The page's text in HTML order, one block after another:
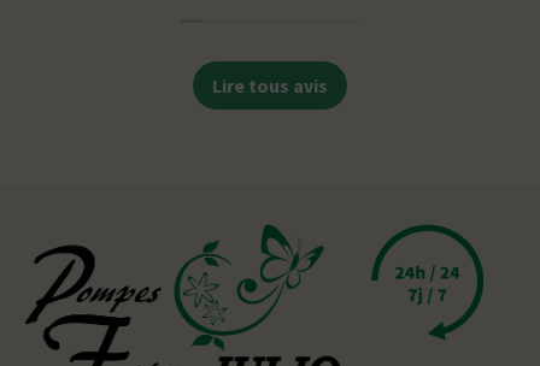
Lire tous avis